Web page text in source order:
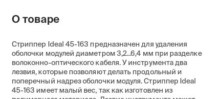
О товаре
Стриппер Ideal 45-163 предназначен для удаления
оболочки модулей диаметром 3,2...6,4 мм при разделке
волоконно-оптического кабеля. У инструмента два
лезвия, которые позволяют делать продольный и
поперечный надрез оболочки модуля. Стриппер Ideal
45-163 имеет малый вес, так как изготовлен из